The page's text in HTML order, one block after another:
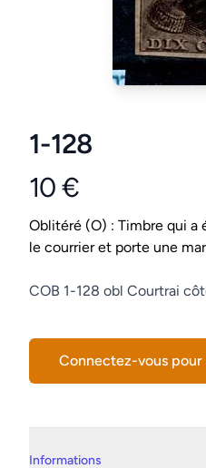
1-128
Product information
10 €
Conditions
Oblitéré (O) : Timbre qui
le courrier et porte une
Description
COB 1-128 obl Courtrai
Connectez-vous
Informations